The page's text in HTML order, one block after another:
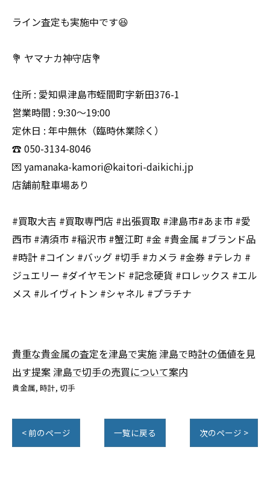
ライン査定も実施中です😆
💐 ヤマナカ神守店💐
住所 : 愛知県津島市蛭間町字新田376-1
営業時間 : 9:30〜19:00
定休日 : 年中無休（臨時休業除く）
☎️ 050-3134-8046
💌 yamanaka-kamori@kaitori-daikichi.jp
店舗前駐車場あり
#買取大吉 #買取専門店 #出張買取 #津島市#あま市 #愛
西市 #清須市 #稲沢市 #蟹江町 #金 #貴金属 #ブランド品
#時計 #コイン #バッグ #切手 #カメラ #金券 #テレカ #
ジュエリー #ダイヤモンド #記念硬貨 #ロレックス #エル
メス #ルイヴィトン #シャネル #プラチナ
貴重な貴金属の査定を津島で実施 津島で時計の価値を見
出す提案 津島で切手の売買について案内
貴金属 時計 切手
< 前のページ 一覧に戻る 次のページ >